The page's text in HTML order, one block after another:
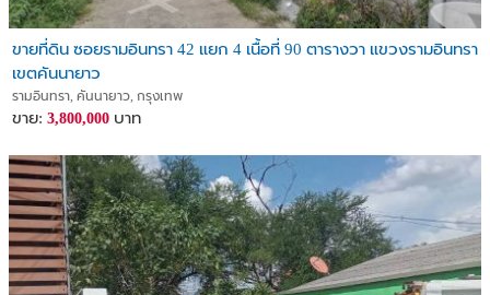
ขายที่ดิน ซอยรามอินทรา 42 แยก 4 เนื้อที่ 90 ตารางวา แขวงรามอินทรา
เขตคันนายาว
รามอินทรา, คันนายาว, กรุงเทพ
ขาย: 3,800,000 บาท